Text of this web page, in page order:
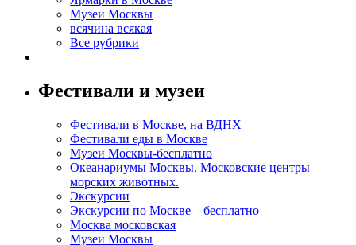
Музеи Москвы
всячина всякая
Все рубрики
Фестивали и музеи
Фестивали в Москве, на ВДНХ
Фестивали еды в Москве
Музеи Москвы-бесплатно
Океанариумы Москвы. Московские центры
морских животных.
Экскурсии
Экскурсии по Москве – бесплатно
Москва московская
Музеи Москвы